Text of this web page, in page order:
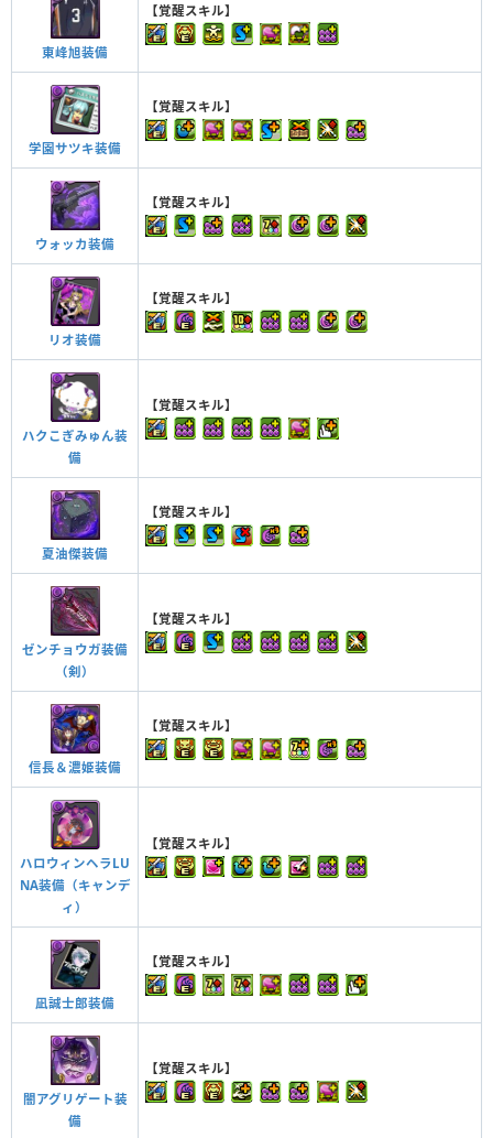
東峰旭装備
【覚醒スキル】
学園サツキ装備
【覚醒スキル】
ウォッカ装備
【覚醒スキル】
リオ装備
【覚醒スキル】
ハクこぎみゅん装
備
【覚醒スキル】
夏油傑装備
【覚醒スキル】
ゼンチョウガ装備
（剣）
【覚醒スキル】
信長＆濃姫装備
【覚醒スキル】
ハロウィンヘラLU
NA装備（キャンデ
ィ）
【覚醒スキル】
凪誠士郎装備
【覚醒スキル】
闇アグリゲート装
備
【覚醒スキル】